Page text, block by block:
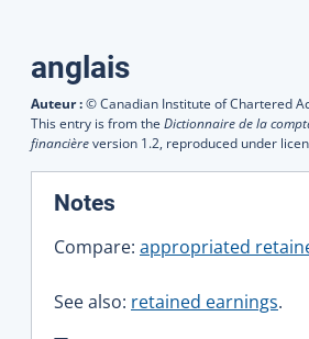
Traductions
anglais
Auteur :© Canadian Institute of Chartered
This entry is from the Dictionnaire de la
financièreversion 1.2, reproduced under
Notes
Compare: appropriated
See also: retained earnings.